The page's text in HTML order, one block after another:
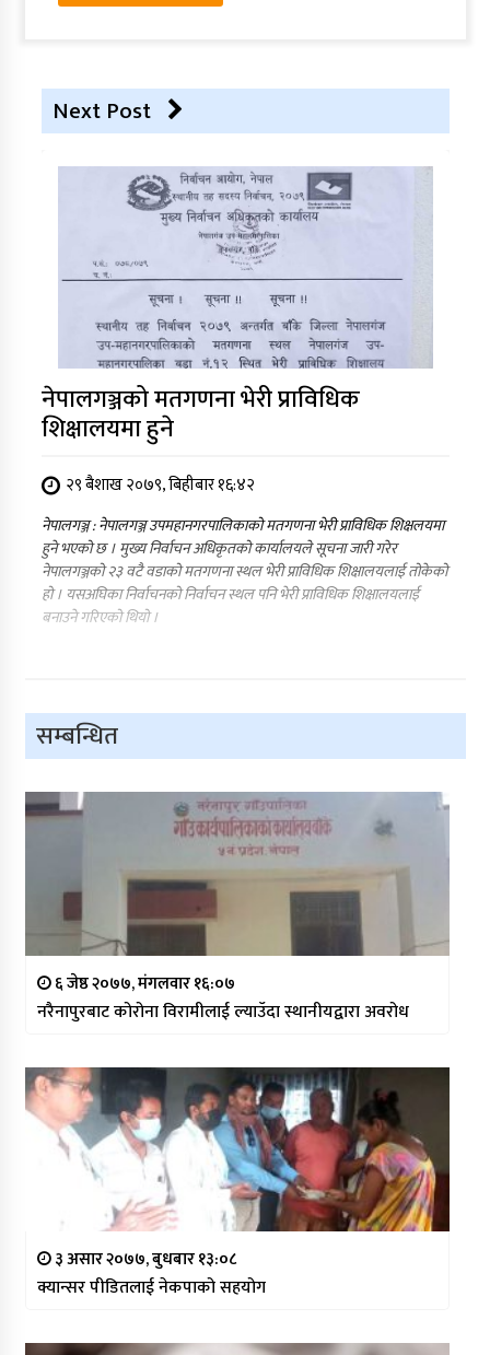
Next Post
नेपालगञ्जको मतगणना भेरी प्राविधिक
शिक्षालयमा हुने
२९ बैशाख २०७९, बिहीबार १६:४२
नेपालगञ्ज : नेपालगञ्ज उपमहानगरपालिकाको मतगणना भेरी प्राविधिक शिक्षलयमा
हुने भएको छ । मुख्य निर्वाचन अधिकृतको कार्यालयले सूचना जारी गरेर
नेपालगञ्जको २३ वटै वडाको मतगणना स्थल भेरी प्राविधिक शिक्षालयलाई तोकेको
हो । यसअघिका निर्वाचनको निर्वाचन स्थल पनि भेरी प्राविधिक शिक्षालयलाई
बनाउने गरिएको थियो ।
सम्बन्धित
६ जेष्ठ २०७७, मंगलवार १६:०७
नरैनापुरबाट कोरोना विरामीलाई ल्याउँदा स्थानीयद्वारा अवरोध
३ असार २०७७, बुधबार १३:०८
क्यान्सर पीडितलाई नेकपाको सहयोग